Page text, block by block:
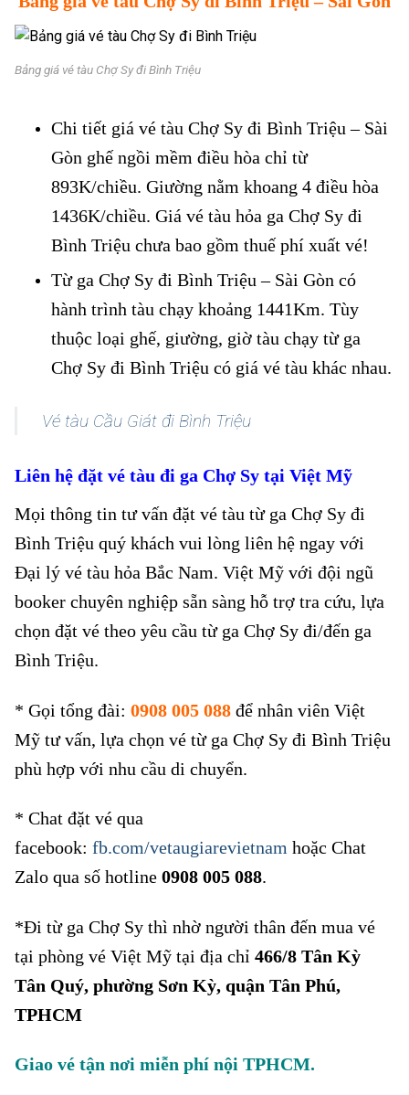
Bảng giá vé tàu Chợ Sy đi Bình Triệu
Chi tiết giá vé tàu Chợ Sy đi Bình Triệu – Sài
Gòn ghế ngồi mềm điều hòa chỉ từ
893K/chiều. Giường nằm khoang 4 điều hòa
1436K/chiều. Giá vé tàu hỏa ga Chợ Sy đi
Bình Triệu chưa bao gồm thuế phí xuất vé!
Từ ga Chợ Sy đi Bình Triệu – Sài Gòn có
hành trình tàu chạy khoảng 1441Km. Tùy
thuộc loại ghế, giường, giờ tàu chạy từ ga
Chợ Sy đi Bình Triệu có giá vé tàu khác nhau.
Vé tàu Cầu Giát đi Bình Triệu
Liên hệ đặt vé tàu đi ga Chợ Sy tại Việt Mỹ
Mọi thông tin tư vấn đặt vé tàu từ ga Chợ Sy đi
Bình Triệu quý khách vui lòng liên hệ ngay với
Đại lý vé tàu hỏa Bắc Nam. Việt Mỹ với đội ngũ
booker chuyên nghiệp sẵn sàng hỗ trợ tra cứu, lựa
chọn đặt vé theo yêu cầu từ ga Chợ Sy đi/đến ga
Bình Triệu.
* Gọi tổng đài: 0908 005 088 để nhân viên Việt
Mỹ tư vấn, lựa chọn vé từ ga Chợ Sy đi Bình Triệu
phù hợp với nhu cầu di chuyển.
* Chat đặt vé qua
facebook: fb.com/vetaugiarevietnam hoặc Chat
Zalo qua số hotline 0908 005 088.
*Đi từ ga Chợ Sy thì nhờ người thân đến mua vé
tại phòng vé Việt Mỹ tại địa chỉ 466/8 Tân Kỳ
Tân Quý, phường Sơn Kỳ, quận Tân Phú,
TPHCM
Giao vé tận nơi miễn phí nội TPHCM.